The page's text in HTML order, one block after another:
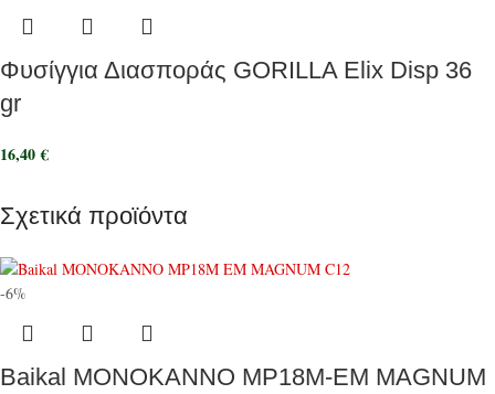
Φυσίγγια Διασποράς GORILLA Elix Disp 36
gr
16,40€
Σχετικά προϊόντα
-6%
Baikal ΜΟΝΟΚΑΝΝΟ MP18M-EM MAGNUM